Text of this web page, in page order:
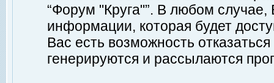
“Форум "Круга"”. В любом
информации, которая будет
Вас есть возможность
генерируются и рассылаются